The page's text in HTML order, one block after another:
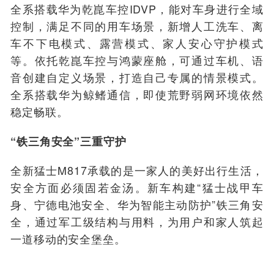
全系搭载华为乾崑车控IDVP，能对车身进行全域
控制，满足不同的用车场景，新增人工洗车、离
车不下电模式、露营模式、家人安心守护模式
等。依托乾崑车控与鸿蒙座舱，可通过车机、语
音创建自定义场景，打造自己专属的情景模式。
全系搭载华为鲸鳍通信，即使荒野弱网环境依然
稳定畅联。
“铁三角安全”三重守护
全新猛士M817承载的是一家人的美好出行生活，
安全方面必须固若金汤。新车构建“猛士战甲车
身、宁德电池安全、华为智能主动防护”铁三角安
全，通过军工级结构与用料，为用户和家人筑起
一道移动的安全堡垒。